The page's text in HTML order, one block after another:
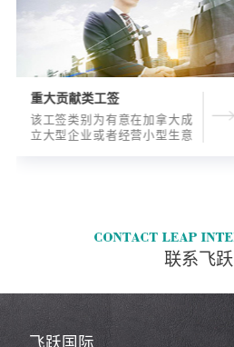
重大贡献类工签
该工签类别为有意在加拿大成
立大型企业或者经营小型生意
联系飞跃
飞跃国际